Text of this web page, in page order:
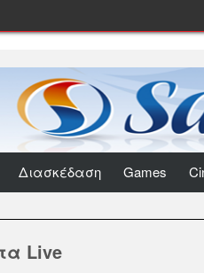
Διασκέδαση Games
Live